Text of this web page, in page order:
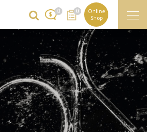
0 0
Online
Shop